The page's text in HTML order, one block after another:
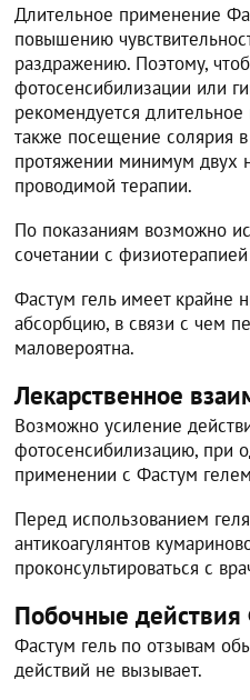
Длительное применение
повышению
раздражению. Поэтому,
фотосенсибилизации или
рекомендуется
также посещение солярия
протяжении минимум двух
проводимой терапии.
По показаниям возможно
сочетании с
Фастум гель имеет крайне
абсорбцию, в связи с чем
маловероятна.
Лекарственное
Возможно усиление
фотосенсибилизацию, при
применении с Фастум
Перед использованием
антикоагулянтов
проконсультироваться с
Побочные действия
Фастум гель по отзывам
действий не вызывает.